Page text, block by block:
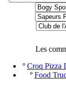
Les
º Croq Pizza
º Food